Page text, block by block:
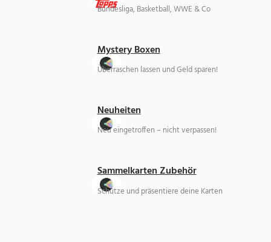
Bundesliga, Basketball, WWE & Co
Mystery Boxen
Überraschen lassen und Geld sparen!
Neuheiten
Neu eingetroffen – nicht verpassen!
Sammelkarten Zubehör
Schütze und präsentiere deine Karten